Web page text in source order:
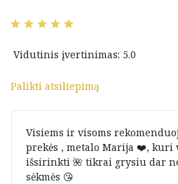
Vidutinis įvertinimas: 5.0
Palikti atsiliepimą
Visiems ir visoms
prekės , metalo Marija ❤️, kuri
išsirinkti 🌺 tikrai grysiu dar
sėkmės 😘